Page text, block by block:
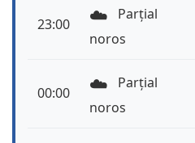
23:00 ☁️
Parțial
noros
00:00 ☁️
Parțial
noros